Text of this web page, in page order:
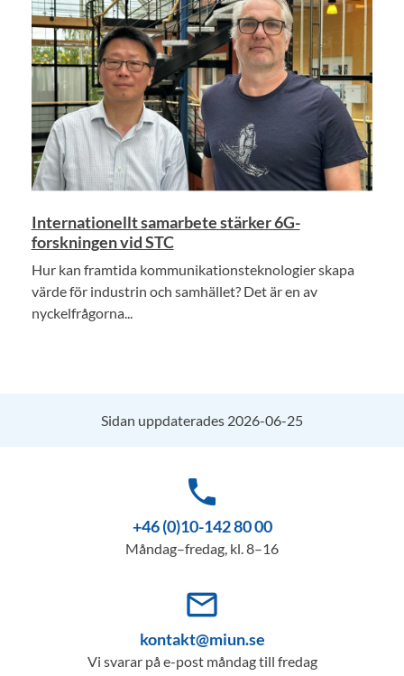
Internationellt samarbete stärker 6G-
forskningen vid STC
Hur kan framtida kommunikationsteknologier skapa
värde för industrin och samhället? Det är en av
nyckelfrågorna...
Sidan uppdaterades 2026-06-25
phone
+46 (0)10-142 80 00
Måndag–fredag, kl. 8–16
mail_outline
kontakt@miun.se
Vi svarar på e-post måndag till fredag